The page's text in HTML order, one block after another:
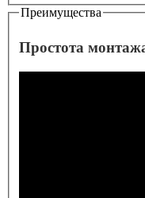
Преимущества
Простота